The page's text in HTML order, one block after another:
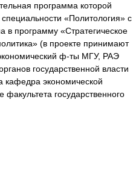
программа которой
«Политология» с
в программу «Стратегическое
(в проекте принимают
ф-ты МГУ, РАЭ
государственной власти
кафедра экономической
факультета государственного